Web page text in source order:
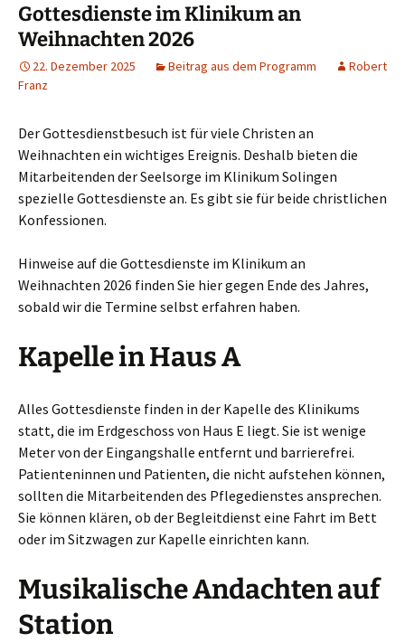
Gottesdienste im Klinikum an
Weihnachten 2026
22. Dezember 2025 Beitrag aus dem Programm
Robert
Franz
Der Gottesdienstbesuch ist für viele Christen an
Weihnachten ein wichtiges Ereignis. Deshalb bieten die
Mitarbeitenden der Seelsorge im Klinikum Solingen
spezielle Gottesdienste an. Es gibt sie für beide christlichen
Konfessionen.
Hinweise auf die Gottesdienste im Klinikum an
Weihnachten 2026 finden Sie hier gegen Ende des Jahres,
sobald wir die Termine selbst erfahren haben.
Kapelle in Haus A
Alles Gottesdienste finden in der Kapelle des Klinikums
statt, die im Erdgeschoss von Haus E liegt. Sie ist wenige
Meter von der Eingangshalle entfernt und barrierefrei.
Patienteninnen und Patienten, die nicht aufstehen können,
sollten die Mitarbeitenden des Pflegedienstes ansprechen.
Sie können klären, ob der Begleitdienst eine Fahrt im Bett
oder im Sitzwagen zur Kapelle einrichten kann.
Musikalische Andachten auf
Station